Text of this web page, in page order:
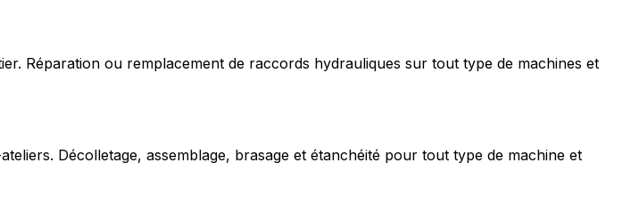
Réparation ou remplacement de raccords hydrauliques sur tout type de machines et
Décolletage, assemblage, brasage et étanchéité pour tout type de machine et